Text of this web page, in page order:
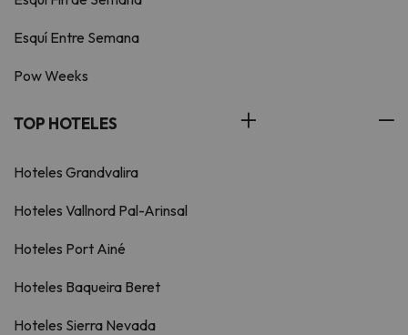
Esquí Entre Semana
Pow Weeks
TOP HOTELES
Hoteles Grandvalira
Hoteles Vallnord Pal-Arinsal
Hoteles Port Ainé
Hoteles Baqueira Beret
Hoteles Sierra Nevada